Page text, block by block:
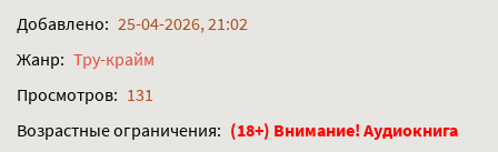
Добавлено: 25-04-2026, 21:02
Жанр: Тру-крайм
Просмотров: 131
Возрастные ограничения: (18+) Внимание! Аудиокнига